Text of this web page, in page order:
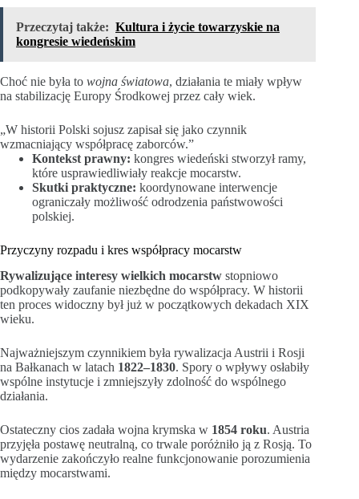
Przeczytaj także: Kultura i życie towarzyskie na
kongresie wiedeńskim
Choć nie była to wojna światowa, działania te miały wpływ
na stabilizację Europy Środkowej przez cały wiek.
„W historii Polski sojusz zapisał się jako czynnik
wzmacniający współpracę zaborców.”
Kontekst prawny: kongres wiedeński stworzył ramy,
które usprawiedliwiały reakcje mocarstw.
Skutki praktyczne: koordynowane interwencje
ograniczały możliwość odrodzenia państwowości
polskiej.
Przyczyny rozpadu i kres współpracy mocarstw
Rywalizujące interesy wielkich mocarstw stopniowo
podkopywały zaufanie niezbędne do współpracy. W historii
ten proces widoczny był już w początkowych dekadach XIX
wieku.
Najważniejszym czynnikiem była rywalizacja Austrii i Rosji
na Bałkanach w latach 1822–1830. Spory o wpływy osłabiły
wspólne instytucje i zmniejszyły zdolność do wspólnego
działania.
Ostateczny cios zadała wojna krymska w 1854 roku. Austria
przyjęła postawę neutralną, co trwale poróżniło ją z Rosją. To
wydarzenie zakończyło realne funkcjonowanie porozumienia
między mocarstwami.